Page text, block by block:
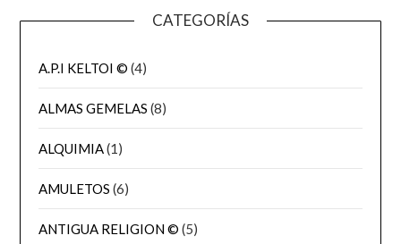
CATEGORÍAS
A.P.I KELTOI © (4)
ALMAS GEMELAS (8)
ALQUIMIA(1)
AMULETOS (6)
ANTIGUA RELIGION © (5)